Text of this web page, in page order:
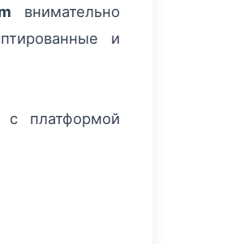
внимательно
и
с платформой